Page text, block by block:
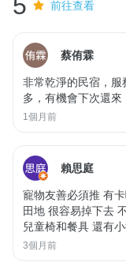
前往查看
蔡侑霖
非常乾淨的民宿，
多，有機會下次還來
1個月前
賴思庭
寵物友善必須推 有
田地 很容易掉下去
兒童椅和餐具 還有
3個月前